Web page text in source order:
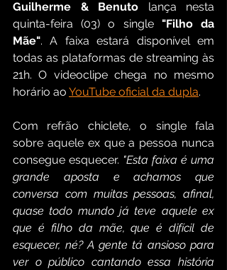
Guilherme & Benuto lança nesta
quinta-feira (03) o single "Filho da
Mãe". A faixa estará disponível em
todas as plataformas de streaming às
21h. O videoclipe chega no mesmo
horário ao YouTube oficial da dupla.
Com refrão chiclete, o single fala
sobre aquele ex que a pessoa nunca
consegue esquecer. "Esta faixa é uma
grande aposta e achamos que
conversa com muitas pessoas, afinal,
quase todo mundo já teve aquele ex
que é filho da mãe, que é difícil de
esquecer, né? A gente tá ansioso para
ver o público cantando essa história